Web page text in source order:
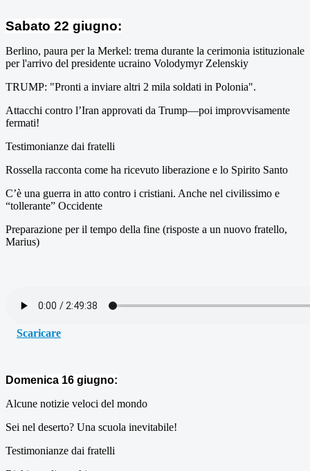
Sabato 22 giugno:
Berlino, paura per la Merkel: trema durante la cerimonia istituzionale
per l'arrivo del presidente ucraino Volodymyr Zelenskiy
TRUMP: "Pronti a inviare altri 2 mila soldati in Polonia".
Attacchi contro l’Iran approvati da Trump—poi improvvisamente
fermati!
Testimonianze dai fratelli
Rossella racconta come ha ricevuto liberazione e lo Spirito Santo
C’è una guerra in atto contro i cristiani. Anche nel civilissimo e
“tollerante” Occidente
Preparazione per il tempo della fine (risposte a un nuovo fratello,
Marius)
Scaricare
Domenica 16 giugno:
Alcune notizie veloci del mondo
Sei nel deserto? Una scuola inevitabile!
Testimonianze dai fratelli